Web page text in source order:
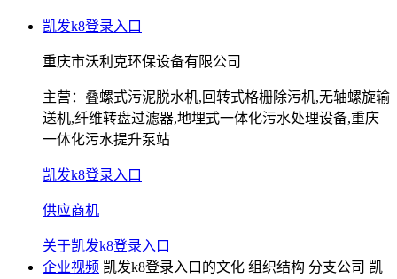
凯发k8登录入口
重庆市沃利克环保设备有限公司
主营： 叠螺式污泥脱水机,回转式格栅除污机,无轴螺旋输
送机,纤维转盘过滤器,地埋式一体化污水处理设备,重庆
一体化污水提升泵站
凯发k8登录入口
供应商机
关于凯发k8登录入口
企业视频 凯发k8登录入口的文化 组织结构 分支公司 凯